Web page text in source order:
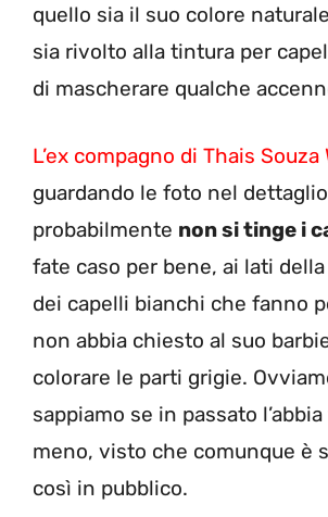
quello sia il suo colore
sia rivolto alla tintura per
di mascherare qualche
L’ex compagno di Thais Souza
guardando le foto nel
probabilmente non si tinge i
fate caso per bene, ai lati
dei capelli bianchi che fanno
non abbia chiesto al suo
colorare le parti grigie.
sappiamo se in passato
meno, visto che comunque è
così in pubblico.